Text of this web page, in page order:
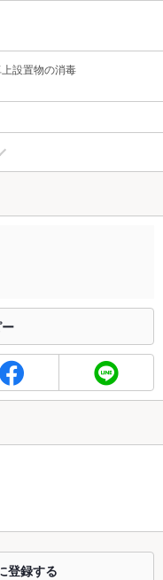
設置物の消毒
ます。正しい情報はお店へお問い
登録する